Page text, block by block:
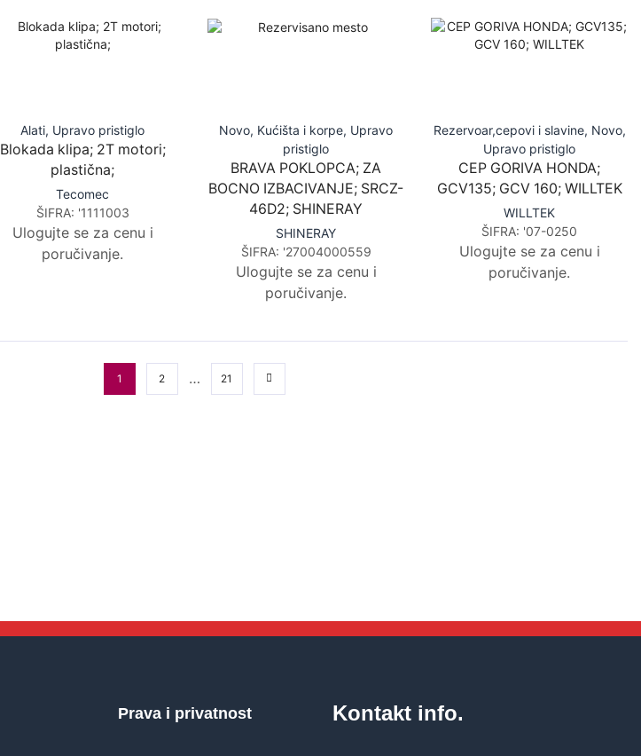
Alati, Upravo pristiglo
Blokada klipa; 2T motori;
plastična;
Tecomec
ŠIFRA: '1111003
Ulogujte se za cenu i
poručivanje.
Novo, Kućišta i korpe, Upravo
pristiglo
BRAVA POKLOPCA; ZA
BOCNO IZBACIVANJE; SRCZ-
46D2; SHINERAY
SHINERAY
ŠIFRA: '27004000559
Ulogujte se za cenu i
poručivanje.
Rezervoar,cepovi i slavine, Novo,
Upravo pristiglo
CEP GORIVA HONDA;
GCV135; GCV 160; WILLTEK
WILLTEK
ŠIFRA: '07-0250
Ulogujte se za cenu i
poručivanje.
1 2 … 21
Prava i privatnost Kontakt info.